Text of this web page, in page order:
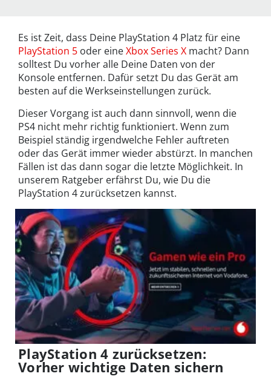
Es ist Zeit, dass Deine PlayStation 4 Platz für eine
PlayStation 5 oder eineXbox Series X macht? Dann
solltest Du vorher alle Deine Daten von der
Konsole entfernen. Dafür setzt Du das Gerät am
besten auf die Werkseinstellungen zurück.
Dieser Vorgang ist auch dann sinnvoll, wenn die
PS4 nicht mehr richtig funktioniert. Wenn zum
Beispiel ständig irgendwelche Fehler auftreten
oder das Gerät immer wieder abstürzt. In manchen
Fällen ist das dann sogar die letzte Möglichkeit. In
unserem Ratgeber erfährst Du, wie Du die
PlayStation 4 zurücksetzen kannst.
PlayStation 4 zurücksetzen:
Vorher wichtige Daten sichern